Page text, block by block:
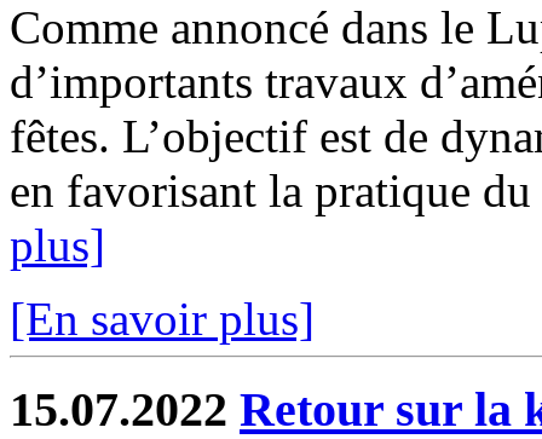
Comme annoncé dans le
d’importants travaux
fêtes. L’objectif est de
en favorisant la pratique
plus]
[En savoir plus]
15.07.2022 Retour sur la